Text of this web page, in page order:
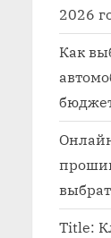
автомобиле
2026
Как
Title: